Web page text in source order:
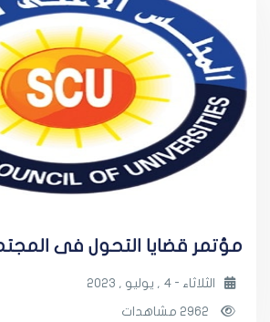
مؤتمر قضايا التحول فى
الثلاثاء - 4 , يوليو , 2023